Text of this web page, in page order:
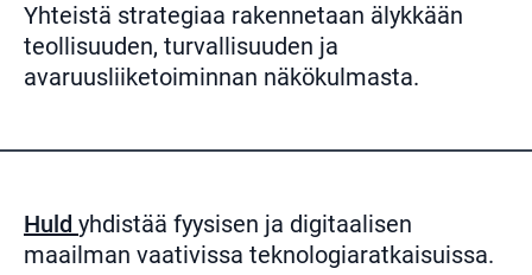
Yhteistä strategiaa rakennetaan älykkään
teollisuuden, turvallisuuden ja
avaruusliiketoiminnan näkökulmasta.
Huld yhdistää fyysisen ja digitaalisen
maailman vaativissa teknologiaratkaisuissa.